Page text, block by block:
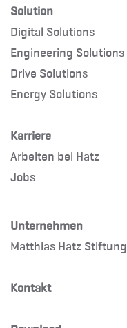
Solution
Digital Solutions
Engineering Solutions
Drive Solutions
Energy Solutions
Karriere
Arbeiten bei Hatz
Jobs
Unternehmen
Matthias Hatz Stiftung
Kontakt